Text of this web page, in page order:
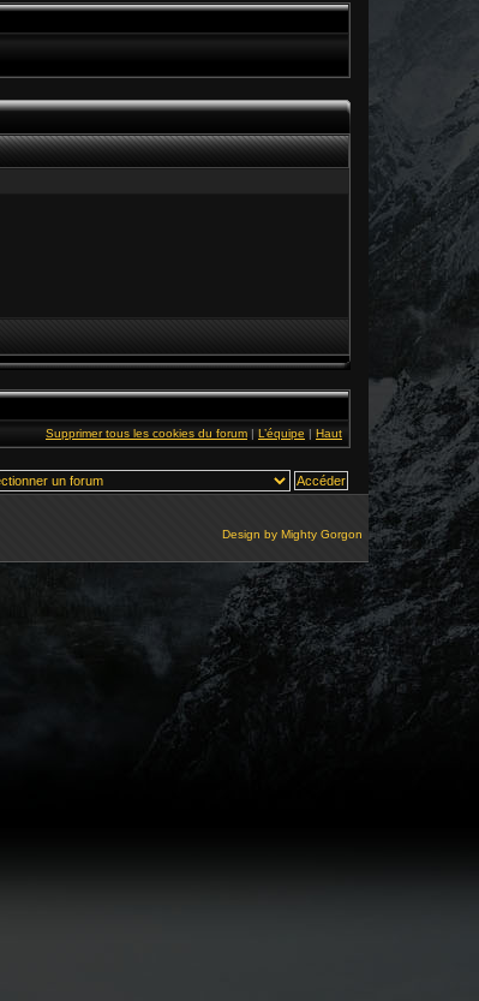
Supprimer tous les cookies du forum | L’équipe | Haut
Design by Mighty Gorgon